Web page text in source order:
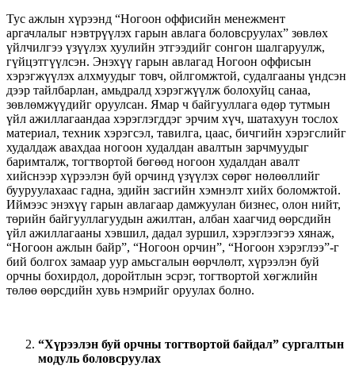
Тус ажлын хүрээнд “Ногоон оффисийн менежмент
аргачлалыг нэвтрүүлэх гарын авлага боловсруулах” зөвлөх
үйлчилгээ үзүүлэх хуулийн этгээдийг сонгон шалгаруулж,
гүйцэтгүүлсэн. Энэхүү гарын авлагад Ногоон оффисын
хэрэгжүүлэх алхмуудыг товч, ойлгомжтой, судалгааны үндсэн
дээр тайлбарлан, амьдралд хэрэгжүүлж болохуйц санаа,
зөвлөмжүүдийг оруулсан. Ямар ч байгууллага өдөр тутмын
үйл ажиллагаандаа хэрэглэгддэг эрчим хүч, шатахуун тослох
материал, техник хэрэгсэл, тавилга, цаас, бичгийн хэрэгслийг
худалдаж авахдаа ногоон худалдан авалтын зарчмуудыг
баримталж, тогтвортой бөгөөд ногоон худалдан авалт
хийснээр хүрээлэн буй орчинд үзүүлэх сөрөг нөлөөллийг
бууруулахаас гадна, эдийн засгийн хэмнэлт хийх боломжтой.
Иймээс энэхүү гарын авлагаар дамжуулан бизнес, олон нийт,
төрийн байгууллагуудын ажилтан, албан хаагчид өөрсдийн
үйл ажиллагааны хэвшил, дадал зуршил, хэрэглээгээ хянаж,
“Ногоон ажлын байр”, “Ногоон орчин”, “Ногоон хэрэглээ”-г
бий болгох замаар уур амьсгалын өөрчлөлт, хүрээлэн буй
орчны бохирдол, доройтлын эсрэг, тогтвортой хөгжлийн
төлөө өөрсдийн хувь нэмрийг оруулах болно.
“Хүрээлэн буй орчны тогтвортой байдал” сургалтын
модуль боловсруулах